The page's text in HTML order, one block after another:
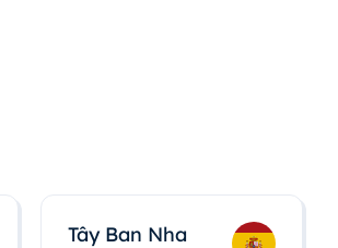
Tây Ban Nha